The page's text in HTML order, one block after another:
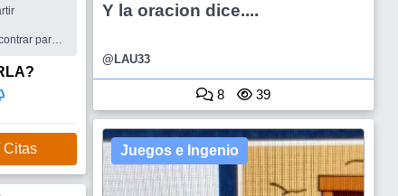
pareja
Y la oracion dice....
@LAU33
8 39
Juegos e Ingenio